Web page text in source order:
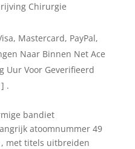
Chirurgie
Mastercard, PayPal,
Naar Binnen Net Ace
Uur Voor Geverifieerd
.
bandiet
atoomnummer 49
, met titels uitbreiden